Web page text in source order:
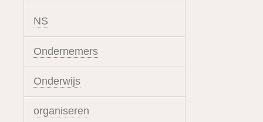
NS
Ondernemers
Onderwijs
organiseren